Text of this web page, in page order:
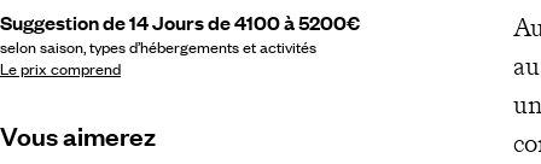
Suggestion de 14 Jours de 4100 à 5200€
selon saison, types d’hébergements et activités
Le prix comprend
Vous aimerez